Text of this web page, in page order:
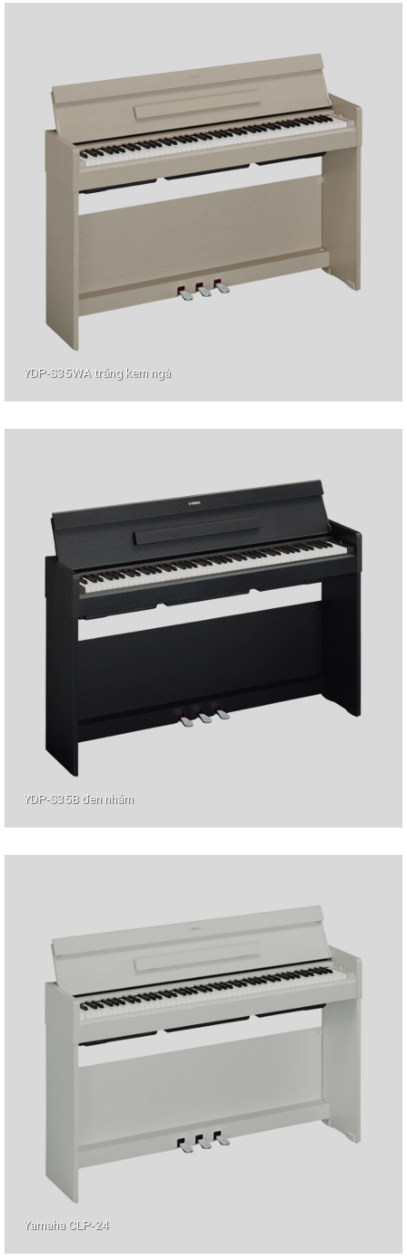
YDP-S35WA trắng kem ngà
YDP-S35B đen nhám
Yamaha CLP-24